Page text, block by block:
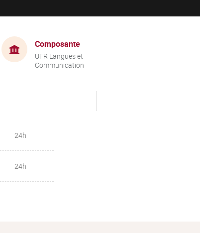
Composante
UFR Langues et
Communication
24h
24h